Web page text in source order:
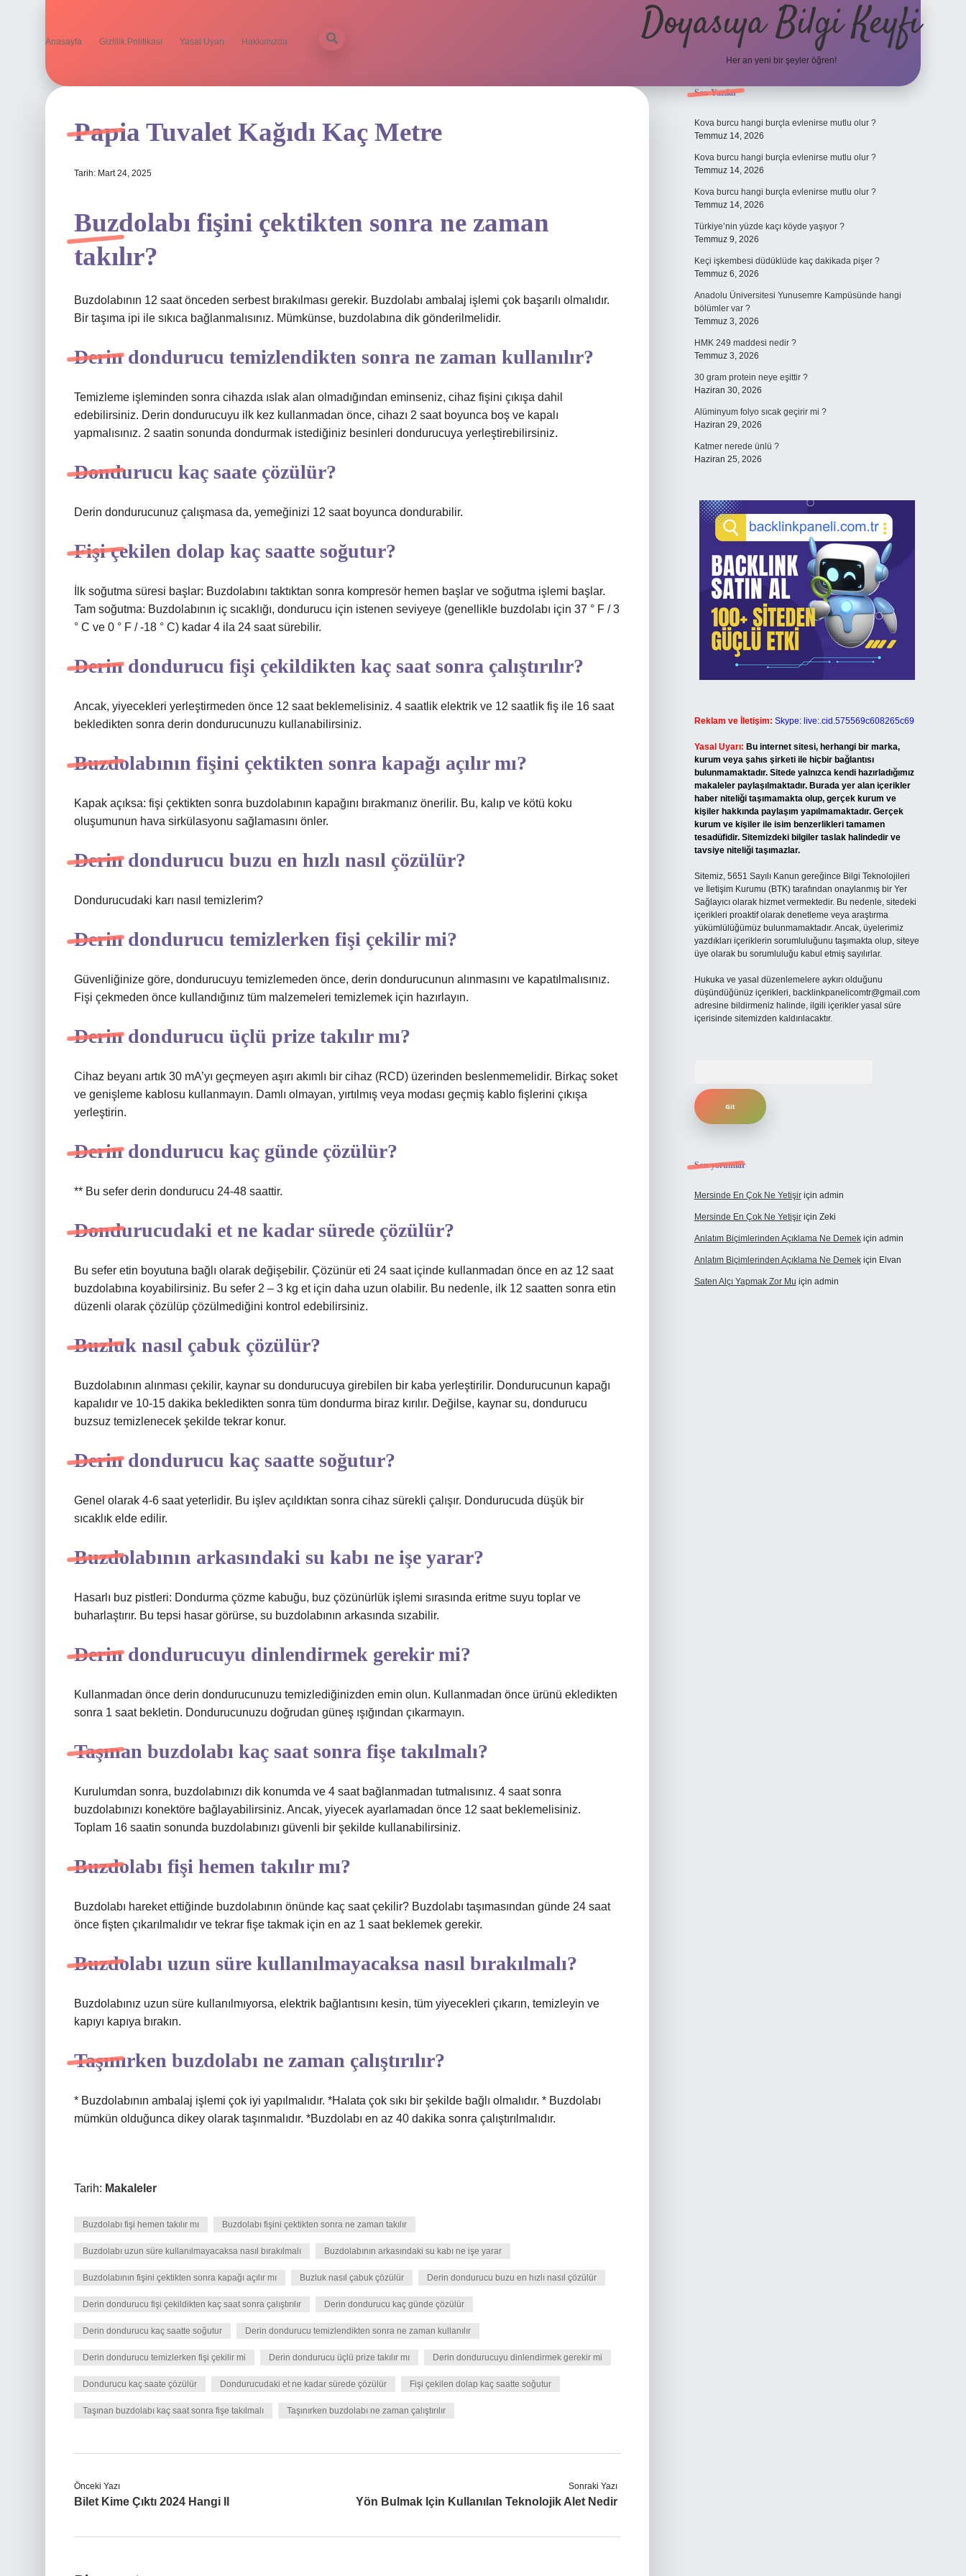
Anasayfa Gizlilik Politikası Yasal Uyarı Hakkımızda Doyasıya Bilgi Keyfi
Her an yeni bir şeyler öğren!
Papia Tuvalet Kağıdı Kaç Metre
Tarih: Mart 24, 2025
Buzdolabı fişini çektikten sonra ne zaman
takılır?
Buzdolabının 12 saat önceden serbest bırakılması gerekir. Buzdolabı ambalaj işlemi çok başarılı olmalıdır.
Bir taşıma ipi ile sıkıca bağlanmalısınız. Mümkünse, buzdolabına dik gönderilmelidir.
Derin dondurucu temizlendikten sonra ne zaman kullanılır?
Temizleme işleminden sonra cihazda ıslak alan olmadığından eminseniz, cihaz fişini çıkışa dahil
edebilirsiniz. Derin dondurucuyu ilk kez kullanmadan önce, cihazı 2 saat boyunca boş ve kapalı
yapmalısınız. 2 saatin sonunda dondurmak istediğiniz besinleri dondurucuya yerleştirebilirsiniz.
Dondurucu kaç saate çözülür?
Derin dondurucunuz çalışmasa da, yemeğinizi 12 saat boyunca dondurabilir.
Fişi çekilen dolap kaç saatte soğutur?
İlk soğutma süresi başlar: Buzdolabını taktıktan sonra kompresör hemen başlar ve soğutma işlemi başlar.
Tam soğutma: Buzdolabının iç sıcaklığı, dondurucu için istenen seviyeye (genellikle buzdolabı için 37 ° F / 3
° C ve 0 ° F / -18 ° C) kadar 4 ila 24 saat sürebilir.
Derin dondurucu fişi çekildikten kaç saat sonra çalıştırılır?
Ancak, yiyecekleri yerleştirmeden önce 12 saat beklemelisiniz. 4 saatlik elektrik ve 12 saatlik fiş ile 16 saat
bekledikten sonra derin dondurucunuzu kullanabilirsiniz.
Buzdolabının fişini çektikten sonra kapağı açılır mı?
Kapak açıksa: fişi çektikten sonra buzdolabının kapağını bırakmanız önerilir. Bu, kalıp ve kötü koku
oluşumunun hava sirkülasyonu sağlamasını önler.
Derin dondurucu buzu en hızlı nasıl çözülür?
Dondurucudaki karı nasıl temizlerim?
Derin dondurucu temizlerken fişi çekilir mi?
Güvenliğinize göre, dondurucuyu temizlemeden önce, derin dondurucunun alınmasını ve kapatılmalısınız.
Fişi çekmeden önce kullandığınız tüm malzemeleri temizlemek için hazırlayın.
Derin dondurucu üçlü prize takılır mı?
Cihaz beyanı artık 30 mA’yı geçmeyen aşırı akımlı bir cihaz (RCD) üzerinden beslenmemelidir. Birkaç soket
ve genişleme kablosu kullanmayın. Damlı olmayan, yırtılmış veya modası geçmiş kablo fişlerini çıkışa
yerleştirin.
Derin dondurucu kaç günde çözülür?
** Bu sefer derin dondurucu 24-48 saattir.
Dondurucudaki et ne kadar sürede çözülür?
Bu sefer etin boyutuna bağlı olarak değişebilir. Çözünür eti 24 saat içinde kullanmadan önce en az 12 saat
buzdolabına koyabilirsiniz. Bu sefer 2 – 3 kg et için daha uzun olabilir. Bu nedenle, ilk 12 saatten sonra etin
düzenli olarak çözülüp çözülmediğini kontrol edebilirsiniz.
Buzluk nasıl çabuk çözülür?
Buzdolabının alınması çekilir, kaynar su dondurucuya girebilen bir kaba yerleştirilir. Dondurucunun kapağı
kapalıdır ve 10-15 dakika bekledikten sonra tüm dondurma biraz kırılır. Değilse, kaynar su, dondurucu
buzsuz temizlenecek şekilde tekrar konur.
Derin dondurucu kaç saatte soğutur?
Genel olarak 4-6 saat yeterlidir. Bu işlev açıldıktan sonra cihaz sürekli çalışır. Dondurucuda düşük bir
sıcaklık elde edilir.
Buzdolabının arkasındaki su kabı ne işe yarar?
Hasarlı buz pistleri: Dondurma çözme kabuğu, buz çözünürlük işlemi sırasında eritme suyu toplar ve
buharlaştırır. Bu tepsi hasar görürse, su buzdolabının arkasında sızabilir.
Derin dondurucuyu dinlendirmek gerekir mi?
Kullanmadan önce derin dondurucunuzu temizlediğinizden emin olun. Kullanmadan önce ürünü ekledikten
sonra 1 saat bekletin. Dondurucunuzu doğrudan güneş ışığından çıkarmayın.
Taşınan buzdolabı kaç saat sonra fişe takılmalı?
Kurulumdan sonra, buzdolabınızı dik konumda ve 4 saat bağlanmadan tutmalısınız. 4 saat sonra
buzdolabınızı konektöre bağlayabilirsiniz. Ancak, yiyecek ayarlamadan önce 12 saat beklemelisiniz.
Toplam 16 saatin sonunda buzdolabınızı güvenli bir şekilde kullanabilirsiniz.
Buzdolabı fişi hemen takılır mı?
Buzdolabı hareket ettiğinde buzdolabının önünde kaç saat çekilir? Buzdolabı taşımasından günde 24 saat
önce fişten çıkarılmalıdır ve tekrar fişe takmak için en az 1 saat beklemek gerekir.
Buzdolabı uzun süre kullanılmayacaksa nasıl bırakılmalı?
Buzdolabınız uzun süre kullanılmıyorsa, elektrik bağlantısını kesin, tüm yiyecekleri çıkarın, temizleyin ve
kapıyı kapıya bırakın.
Taşınırken buzdolabı ne zaman çalıştırılır?
* Buzdolabının ambalaj işlemi çok iyi yapılmalıdır. *Halata çok sıkı bir şekilde bağlı olmalıdır. * Buzdolabı
mümkün olduğunca dikey olarak taşınmalıdır. *Buzdolabı en az 40 dakika sonra çalıştırılmalıdır.
Tarih: Makaleler
Buzdolabı fişi hemen takılır mı Buzdolabı fişini çektikten sonra ne zaman takılır
Buzdolabı uzun süre kullanılmayacaksa nasıl bırakılmalı Buzdolabının arkasındaki su kabı ne işe yarar
Buzdolabının fişini çektikten sonra kapağı açılır mı Buzluk nasıl çabuk çözülür Derin dondurucu buzu en hızlı nasıl çözülür
Derin dondurucu fişi çekildikten kaç saat sonra çalıştırılır Derin dondurucu kaç günde çözülür
Derin dondurucu kaç saatte soğutur Derin dondurucu temizlendikten sonra ne zaman kullanılır
Derin dondurucu temizlerken fişi çekilir mi Derin dondurucu üçlü prize takılır mı Derin dondurucuyu dinlendirmek gerekir mi
Dondurucu kaç saate çözülür Dondurucudaki et ne kadar sürede çözülür Fişi çekilen dolap kaç saatte soğutur
Taşınan buzdolabı kaç saat sonra fişe takılmalı Taşınırken buzdolabı ne zaman çalıştırılır
Önceki Yazı
Bilet Kime Çıktı 2024 Hangi Il
Sonraki Yazı
Yön Bulmak Için Kullanılan Teknolojik Alet Nedir
Sidebar
Son Yazılar
Kova burcu hangi burçla evlenirse mutlu olur ?
Temmuz 14, 2026
Kova burcu hangi burçla evlenirse mutlu olur ?
Temmuz 14, 2026
Kova burcu hangi burçla evlenirse mutlu olur ?
Temmuz 14, 2026
Türkiye’nin yüzde kaçı köyde yaşıyor ?
Temmuz 9, 2026
Keçi işkembesi düdüklüde kaç dakikada pişer ?
Temmuz 6, 2026
Anadolu Üniversitesi Yunusemre Kampüsünde hangi
bölümler var ?
Temmuz 3, 2026
HMK 249 maddesi nedir ?
Temmuz 3, 2026
30 gram protein neye eşittir ?
Haziran 30, 2026
Alüminyum folyo sıcak geçirir mi ?
Haziran 29, 2026
Katmer nerede ünlü ?
Haziran 25, 2026
Reklam ve İletişim: Skype: live:.cid.575569c608265c69
Yasal Uyarı: Bu internet sitesi, herhangi bir marka,
kurum veya şahıs şirketi ile hiçbir bağlantısı
bulunmamaktadır. Sitede yalnızca kendi hazırladığımız
makaleler paylaşılmaktadır. Burada yer alan içerikler
haber niteliği taşımamakta olup, gerçek kurum ve
kişiler hakkında paylaşım yapılmamaktadır. Gerçek
kurum ve kişiler ile isim benzerlikleri tamamen
tesadüfidir. Sitemizdeki bilgiler taslak halindedir ve
tavsiye niteliği taşımazlar.
Sitemiz, 5651 Sayılı Kanun gereğince Bilgi Teknolojileri
ve İletişim Kurumu (BTK) tarafından onaylanmış bir Yer
Sağlayıcı olarak hizmet vermektedir. Bu nedenle, sitedeki
içerikleri proaktif olarak denetleme veya araştırma
yükümlülüğümüz bulunmamaktadır. Ancak, üyelerimiz
yazdıkları içeriklerin sorumluluğunu taşımakta olup, siteye
üye olarak bu sorumluluğu kabul etmiş sayılırlar.
Hukuka ve yasal düzenlemelere aykırı olduğunu
düşündüğünüz içerikleri, backlinkpanelicomtr@gmail.com
adresine bildirmeniz halinde, ilgili içerikler yasal süre
içerisinde sitemizden kaldırılacaktır.
Son yorumlar
Mersinde En Çok Ne Yetişiriçin admin
Mersinde En Çok Ne Yetişiriçin Zeki
Anlatım Biçimlerinden Açıklama Ne Demekiçin admin
Anlatım Biçimlerinden Açıklama Ne Demekiçin Elvan
Saten Alçı Yapmak Zor Mu için admin